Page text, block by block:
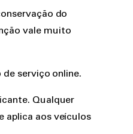
do
vale muito
serviço online.
Qualquer
aplica aos veículos